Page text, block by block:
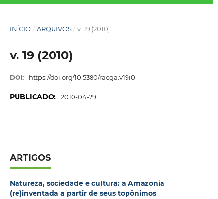
INÍCIO / ARQUIVOS / v. 19 (2010)
v. 19 (2010)
DOI: https://doi.org/10.5380/raega.v19i0
PUBLICADO: 2010-04-29
ARTIGOS
Natureza, sociedade e cultura: a Amazônia
(re)inventada a partir de seus topônimos